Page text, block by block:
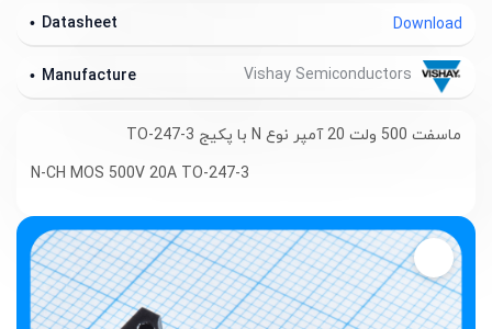
Download
Datasheet
Manufacture
ماسفت 500 ولت 20 آمپر نوع N با پکیج TO-247-3
N-CH MOS 500V 20A TO-247-3